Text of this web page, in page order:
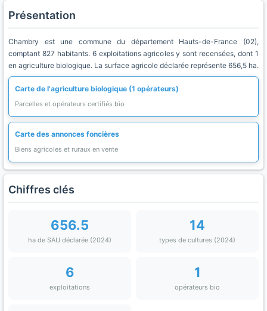
Présentation
Chambry est une commune du département Hauts-de-France (02),
comptant 827 habitants. 6 exploitations agricoles y sont recensées, dont 1
en agriculture biologique. La surface agricole déclarée représente 656,5 ha.
Carte de l'agriculture biologique (1 opérateurs)
Parcelles et opérateurs certifiés bio
Carte des annonces foncières
Biens agricoles et ruraux en vente
Chiffres clés
656.5
ha de SAU déclarée (2024)
14
types de cultures (2024)
6
exploitations
1
opérateurs bio